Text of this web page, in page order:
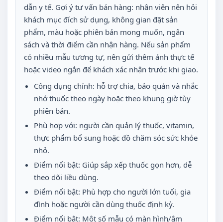
dẫn y tế. Gợi ý tư vấn bán hàng: nhân viên nên hỏi
khách mục đích sử dụng, không gian đặt sản
phẩm, màu hoặc phiên bản mong muốn, ngân
sách và thời điểm cần nhận hàng. Nếu sản phẩm
có nhiều mẫu tương tự, nên gửi thêm ảnh thực tế
hoặc video ngắn để khách xác nhận trước khi giao.
Công dụng chính: hỗ trợ chia, bảo quản và nhắc
nhớ thuốc theo ngày hoặc theo khung giờ tùy
phiên bản.
Phù hợp với: người cần quản lý thuốc, vitamin,
thực phẩm bổ sung hoặc đồ chăm sóc sức khỏe
nhỏ.
Điểm nổi bật: Giúp sắp xếp thuốc gọn hơn, dễ
theo dõi liều dùng.
Điểm nổi bật: Phù hợp cho người lớn tuổi, gia
đình hoặc người cần dùng thuốc định kỳ.
Điểm nổi bật: Một số mẫu có màn hình/âm